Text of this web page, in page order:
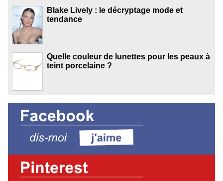
Blake Lively : le décryptage mode et
tendance
Quelle couleur de lunettes pour les peaux à
teint porcelaine ?